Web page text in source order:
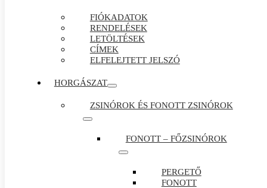
FIÓKADATOK
RENDELÉSEK
LETÖLTÉSEK
CÍMEK
ELFELEJTETT JELSZÓ
HORGÁSZAT
ZSINÓROK ÉS FONOTT ZSINÓROK
FONOTT – FŐZSINÓROK
PERGETŐ
FONOTT